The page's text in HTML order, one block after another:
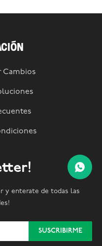
Cambios
y enterate de todas las
SUSCRIBIRME